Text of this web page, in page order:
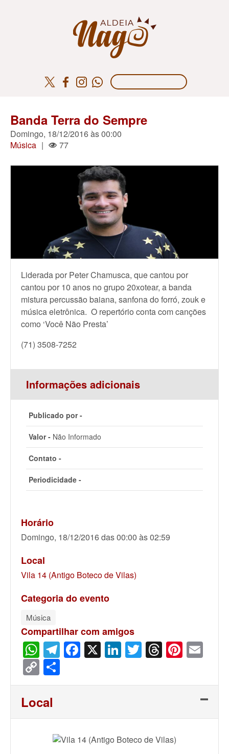
Banda Terra do Sempre
Domingo, 18/12/2016 às 00:00
Música | 77
Liderada por Peter Chamusca, que cantou por
cantou por 10 anos no grupo 20xotear, a banda
mistura percussão baiana, sanfona do forró, zouk e
música eletrônica. O repertório conta com canções
como ‘Você Não Presta’
(71) 3508-7252
Informações adicionais
Publicado por -
Valor - Não Informado
Contato -
Periodicidade -
Horário
Domingo, 18/12/2016 das 00:00 às 02:59
Local
Vila 14 (Antigo Boteco de Vilas)
Categoria do evento
Música
Compartilhar com amigos
WhatsApp
Telegram
Facebook
X LinkedIn
Twitter
Threads
Copy
Link
Local